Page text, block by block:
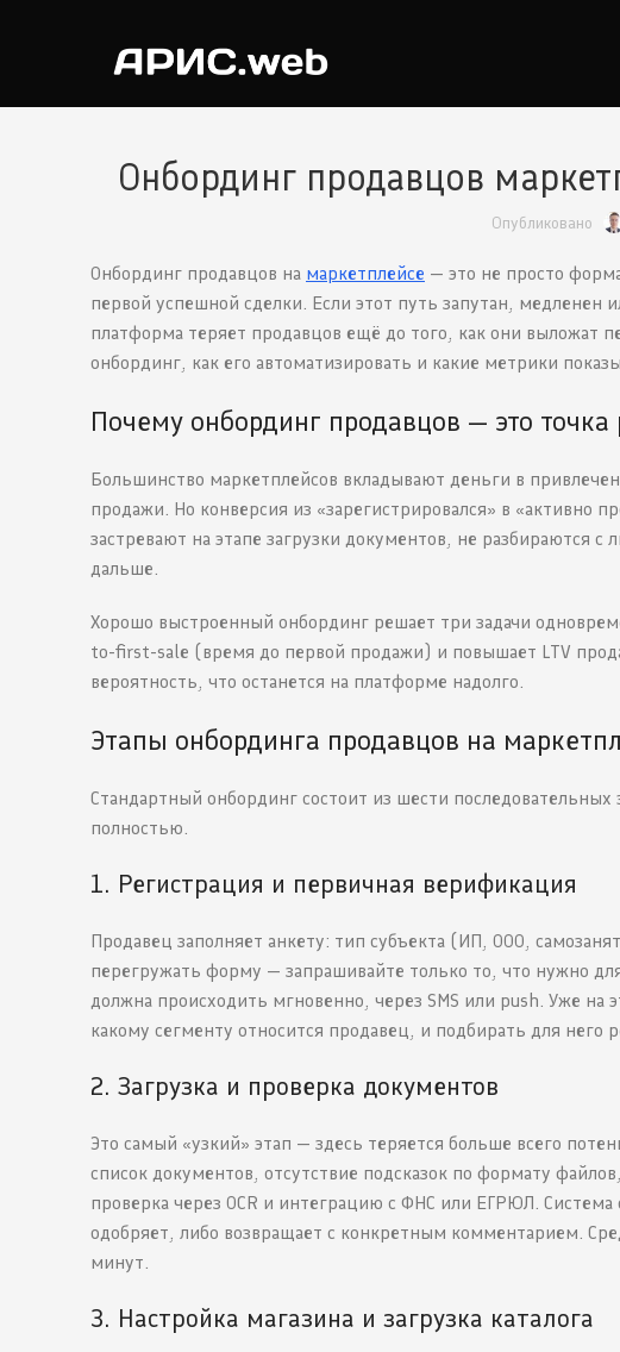
Онбординг продавцов
Опубликовано
Онбординг продавцов на маркетплейсе — это не просто
первой успешной сделки. Если этот путь запутан, медленен
платформа теряет продавцов ещё до того, как они выложат
онбординг, как его автоматизировать и какие метрики
Почему онбординг продавцов — это
Большинство маркетплейсов вкладывают деньги в
продажи. Но конверсия из «зарегистрировался» в «активно
застревают на этапе загрузки документов, не разбираются
дальше.
Хорошо выстроенный онбординг решает три задачи
to-first-sale (время до первой продажи) и повышает LTV
вероятность, что останется на платформе надолго.
Этапы онбординга продавцов на
Стандартный онбординг состоит из шести
полностью.
1. Регистрация и первичная верификация
Продавец заполняет анкету: тип субъекта (ИП, ООО,
перегружать форму — запрашивайте только то, что нужно
должна происходить мгновенно, через SMS или push. Уже на
какому сегменту относится продавец, и подбирать для
2. Загрузка и проверка документов
Это самый «узкий» этап — здесь теряется больше всего
список документов, отсутствие подсказок по формату
проверка через OCR и интеграцию с ФНС или ЕГРЮЛ. Система
одобряет, либо возвращает с конкретным комментарием.
минут.
3. Настройка магазина и загрузка каталога